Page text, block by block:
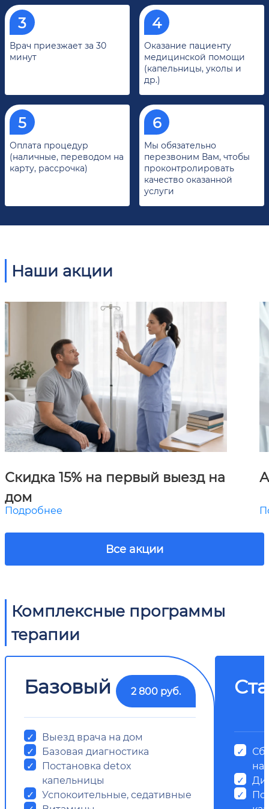
Врач приезжает за 30
минут
Оказание пациенту
медицинской помощи
(капельницы, уколы и
др.)
Оплата процедур
(наличные, переводом на
карту, рассрочка)
Мы обязательно
перезвоним Вам, чтобы
проконтролировать
качество оказанной
услуги
Наши акции
Скидка 15% на первый выезд на
дом
Подробнее
Все акции
Комплексные программы
терапии
Базовый 2 800 руб.
Выезд врача на дом
Базовая диагностика
Постановка detox
капельницы
Успокоительные, седативные
на